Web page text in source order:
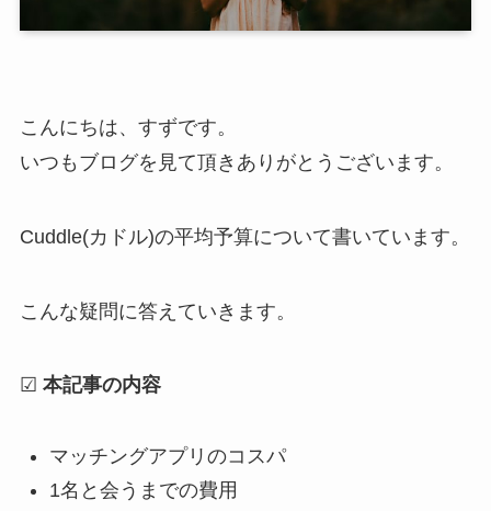
こんにちは、すずです。
いつもブログを見て頂きありがとうございます。
Cuddle(カドル)の平均予算について書いています。
こんな疑問に答えていきます。
☑ 本記事の内容
マッチングアプリのコスパ
1名と会うまでの費用